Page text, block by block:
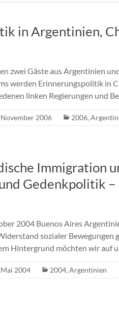
in Argentinien,
zwei Gäste aus Argentinien
werden Erinnerungspolitik in
linken Regierungen und
2006 2006,
Immigration
Gedenkpolitik –
2004 Buenos Aires
sozialer
Hintergrund möchten wir auf
2004 2004,Argentinien